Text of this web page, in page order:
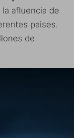
la afluencia de
paises.
de